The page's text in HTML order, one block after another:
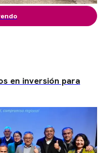
en inversión para